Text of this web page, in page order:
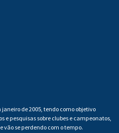
de 2005, tendo como objetivo
pesquisas sobre clubes e campeonatos,
vão se perdendo com o tempo.